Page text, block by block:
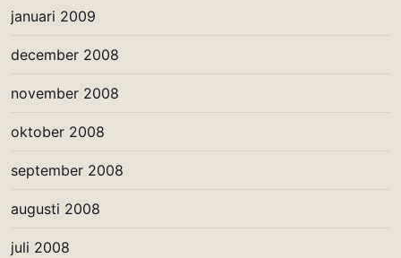
januari 2009
december 2008
november 2008
oktober 2008
september 2008
augusti 2008
juli 2008